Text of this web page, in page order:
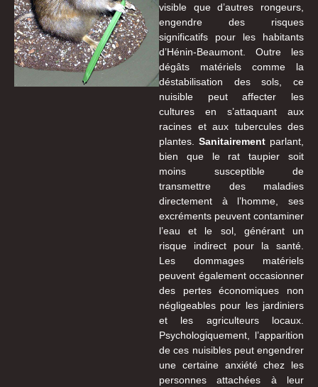
visible que d’autres rongeurs,
engendre des risques
significatifs pour les habitants
d’Hénin-Beaumont. Outre les
dégâts matériels comme la
déstabilisation des sols, ce
nuisible peut affecter les
cultures en s’attaquant aux
racines et aux tubercules des
plantes. Sanitairement parlant,
bien que le rat taupier soit
moins susceptible de
transmettre des maladies
directement à l’homme, ses
excréments peuvent contaminer
l’eau et le sol, générant un
risque indirect pour la santé.
Les dommages matériels
peuvent également occasionner
des pertes économiques non
négligeables pour les jardiniers
et les agriculteurs locaux.
Psychologiquement, l’apparition
de ces nuisibles peut engendrer
une certaine anxiété chez les
personnes attachées à leur